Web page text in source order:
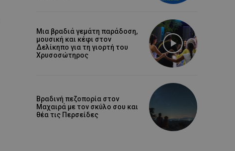
Μια βραδιά γεμάτη παράδοση,
μουσική και κέφι στον
Δελίκηπο για τη γιορτή του
Χρυσοσώτηρος
Βραδινή πεζοπορία στον
Μαχαιρά με τον σκύλο σου και
θέα τις Περσείδες